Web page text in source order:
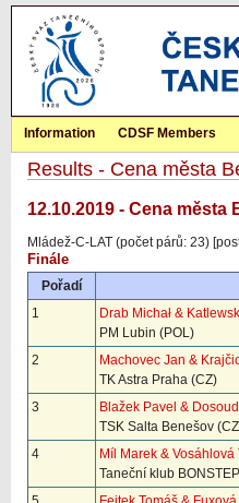
Information CDSF Members
Results - Cena města
12.10.2019 - Cena
Mládež-C-LAT (počet párů: 23)
Finále
Pořadí
1
Drab Michał &
PM Lubin (POL)
2
Machovec Jan &
TK Astra Praha (CZ)
3
Blažek Pavel &
TSK Salta Benešov
4
Míl Marek & Vosáhlová
Taneční klub